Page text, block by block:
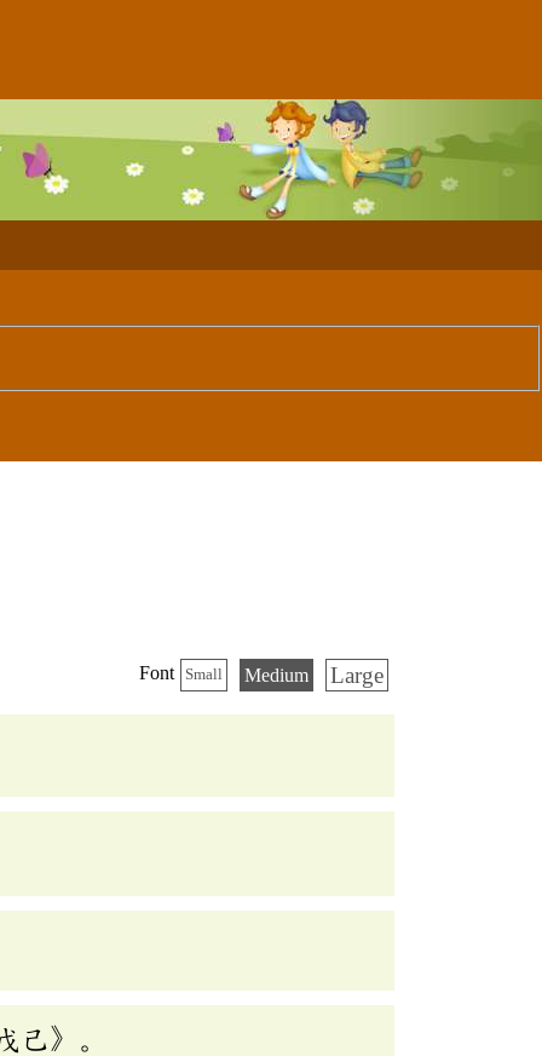
Font Small Medium Large
》。